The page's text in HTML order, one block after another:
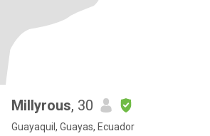
Millyrous, 30
Guayaquil, Guayas, Ecuador